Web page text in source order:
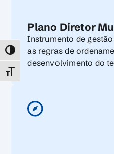
TOGGLE HIGH CONTRAST
TOGGLE FONT SIZE
Plano Diretor
Instrumento de
as regras de
desenvolvimento do